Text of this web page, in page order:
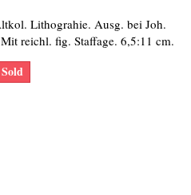
Lithograhie. Ausg. bei Joh.
reichl. fig. Staffage. 6,5:11 cm.
Sold